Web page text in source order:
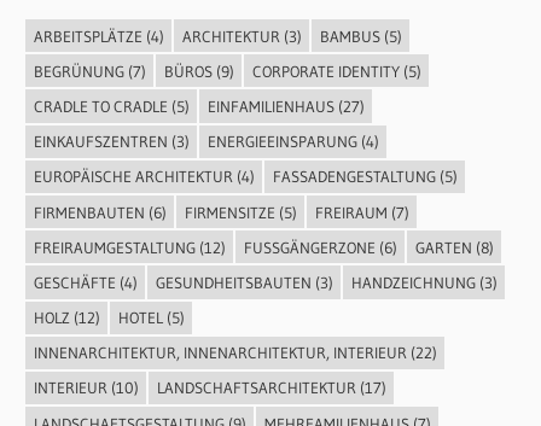
ARBEITSPLÄTZE (4) ARCHITEKTUR (3) BAMBUS(5)
BEGRÜNUNG(7) BÜROS(9) CORPORATE IDENTITY(5)
CRADLE TO CRADLE (5) EINFAMILIENHAUS(27)
EINKAUFSZENTREN (3) ENERGIEEINSPARUNG(4)
EUROPÄISCHE ARCHITEKTUR(4) FASSADENGESTALTUNG(5)
FIRMENBAUTEN (6) FIRMENSITZE (5) FREIRAUM (7)
FREIRAUMGESTALTUNG(12) FUSSGÄNGERZONE (6) GARTEN (8)
GESCHÄFTE (4) GESUNDHEITSBAUTEN (3) HANDZEICHNUNG(3)
HOLZ (12) HOTEL (5)
INNENARCHITEKTUR, INNENARCHITEKTUR, INTERIEUR(22)
INTERIEUR(10) LANDSCHAFTSARCHITEKTUR(17)